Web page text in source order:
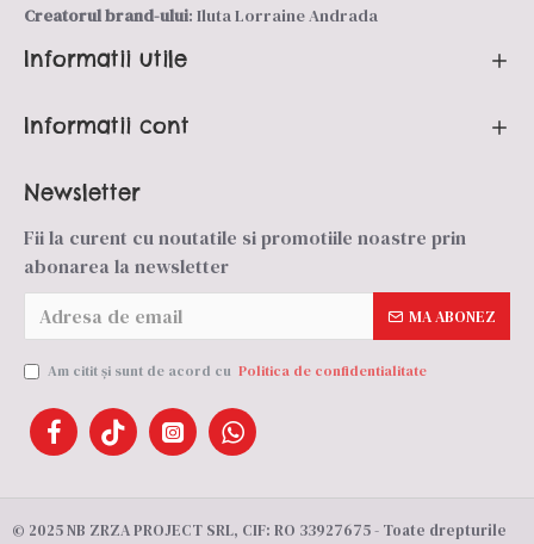
Creatorul brand-ului: Iluta Lorraine Andrada
Informatii utile
Informatii cont
Newsletter
Fii la curent cu noutatile si promotiile noastre prin
abonarea la newsletter
MA ABONEZ
Am citit şi sunt de acord cu Politica de confidentialitate
© 2025 NB ZRZA PROJECT SRL, CIF: RO 33927675 - Toate drepturile